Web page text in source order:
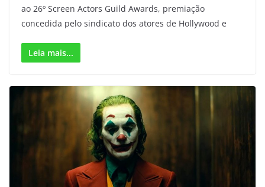
ao 26º Screen Actors Guild Awards, premiação
concedida pelo sindicato dos atores de Hollywood e
Leia mais...